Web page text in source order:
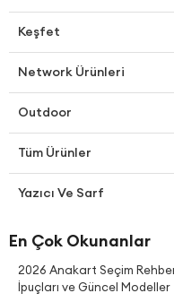
Keşfet
Network Ürünleri
Outdoor
Tüm Ürünler
Yazıcı Ve Sarf
En Çok Okunanlar
2026 Anakart Seçim
İpuçları ve Güncel Modeller